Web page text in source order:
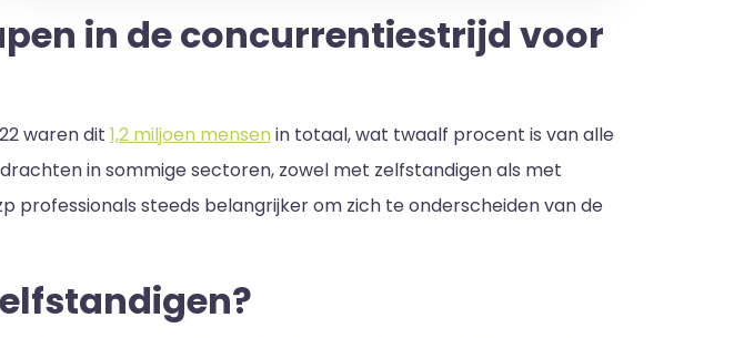
in de concurrentiestrijd voor
waren dit 1,2 miljoen mensenin totaal, wat twaalf procent is van alle
in sommige sectoren, zowel met zelfstandigen als met
professionals steeds belangrijker om zich te onderscheiden van de